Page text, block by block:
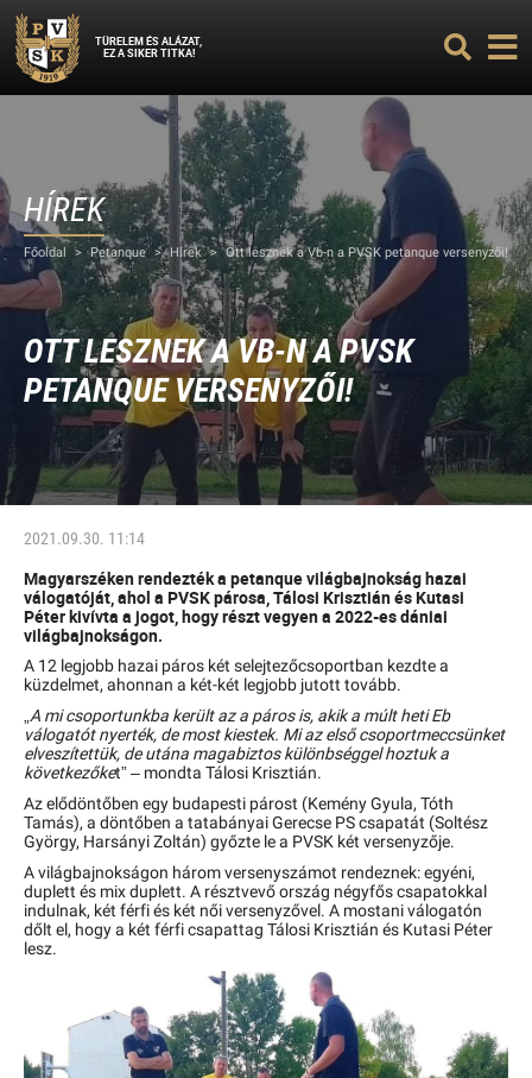
TÜRELEM ÉS ALÁZAT,
EZ A SIKER TITKA!
HÍREK
Főoldal > Petanque > Hírek > Ott lesznek a Vb-n a PVSK petanque versenyzői!
OTT LESZNEK A VB-N A PVSK
PETANQUE VERSENYZŐI!
2021.09.30. 11:14
Magyarszéken rendezték a petanque világbajnokság hazai
válogatóját, ahol a PVSK párosa, Tálosi Krisztián és Kutasi
Péter kivívta a jogot, hogy részt vegyen a 2022-es dániai
világbajnokságon.
A 12 legjobb hazai páros két selejtezőcsoportban kezdte a
küzdelmet, ahonnan a két-két legjobb jutott tovább.
„A mi csoportunkba került az a páros is, akik a múlt heti Eb
válogatót nyerték, de most kiestek. Mi az első csoportmeccsünket
elveszítettük, de utána magabiztos különbséggel hoztuk a
következőket” – mondta Tálosi Krisztián.
Az elődöntőben egy budapesti párost (Kemény Gyula, Tóth
Tamás), a döntőben a tatabányai Gerecse PS csapatát (Soltész
György, Harsányi Zoltán) győzte le a PVSK két versenyzője.
A világbajnokságon három versenyszámot rendeznek: egyéni,
duplett és mix duplett. A résztvevő ország négyfős csapatokkal
indulnak, két férfi és két női versenyzővel. A mostani válogatón
dőlt el, hogy a két férfi csapattag Tálosi Krisztián és Kutasi Péter
lesz.